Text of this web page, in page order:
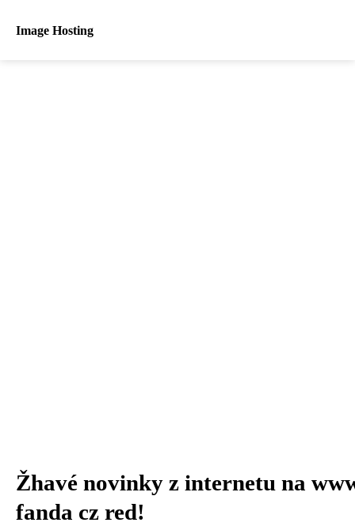
Image Hosting
Žhavé novinky z internetu na
fanda cz red!